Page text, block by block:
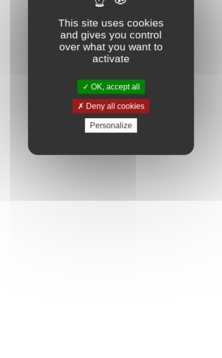
This site uses cookies
and gives you control
over what you want to
activate
OK, accept all
Deny all cookies
Personalize